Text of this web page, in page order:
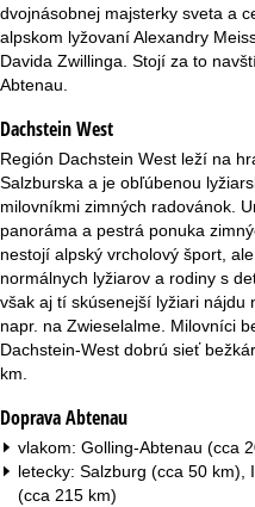
s
t
r
á
n
k
a
dvojnásobnej majsterky sveta a
alpskom lyžovaní Alexandry
Davida Zwillinga. Stojí za to
Abtenau.
Dachstein West
Región Dachstein West leží na
Salzburska a je obľúbenou
milovníkmi zimných radovánok.
panoráma a pestrá ponuka
nestojí alpský vrcholový šport,
normálnych lyžiarov a rodiny s
však aj tí skúsenejší lyžiari nájdu
napr. na Zwieselalme. Milovníci
Dachstein-West dobrú sieť
km.
Doprava Abtenau
vlakom: Golling-Abtenau (cca
letecky: Salzburg (cca 50
(cca 215 km)